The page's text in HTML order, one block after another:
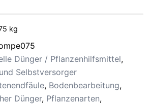
kg
Dünger / Pflanzenhilfsmittel,
Selbstversorger
, Bodenbearbeitung,
Dünger, Pflanzenarten,